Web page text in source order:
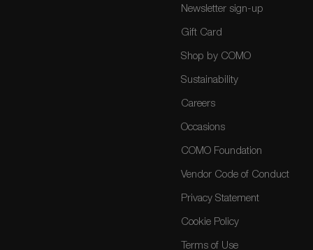
Newsletter sign-up
Gift Card
Shop by COMO
Sustainability
Careers
Occasions
COMO Foundation
Vendor Code of Conduct
Privacy Statement
Cookie Policy
Terms of Use